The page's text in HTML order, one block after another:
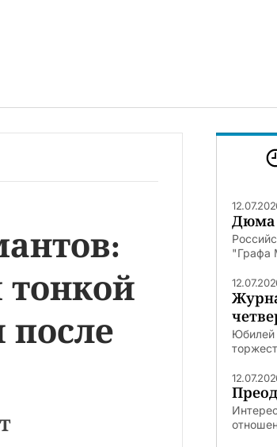
после
Дюма
"Графа
Юбилей